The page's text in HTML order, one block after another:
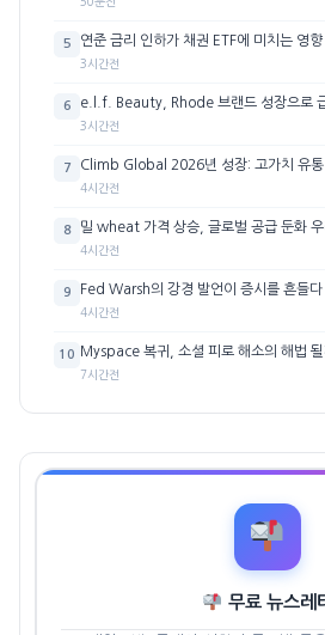
5 연준 금리 인하가 채권 ETF에 미치는 영향
3시간전
6 e.l.f. Beauty, Rhode 브랜드 성장으로
3시간전
7 Climb Global 2026년 성장: 고가치 유통
4시간전
8 밀 wheat 가격 상승, 글로벌 공급 둔화 우
4시간전
9 Fed Warsh의 강경 발언이 증시를 흔들다
4시간전
10 Myspace 복귀, 소셜 피로 해소의 해법 될
7시간전
무료 뉴스레